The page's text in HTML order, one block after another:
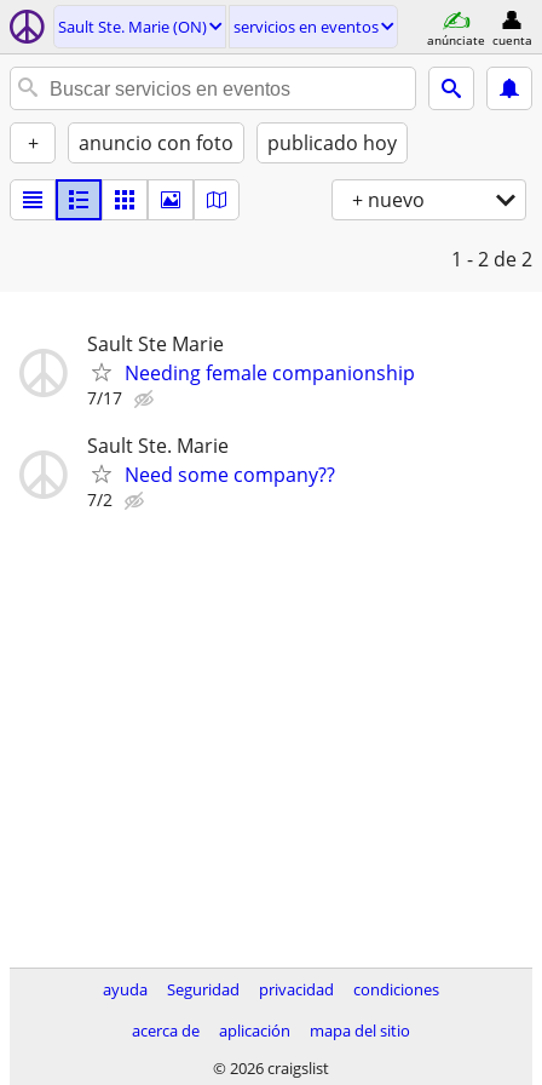
Sault Ste. Marie (ON) servicios en eventos
anúnciate cuenta
+ anuncio con foto publicado hoy
+ nuevo
1 - 2 de 2
Sault Ste Marie
Needing female companionship
7/17
Sault Ste. Marie
Need some company??
7/2
ayuda Seguridad privacidad
condiciones
acerca de
aplicación
mapa del sitio
© 2026 craigslist